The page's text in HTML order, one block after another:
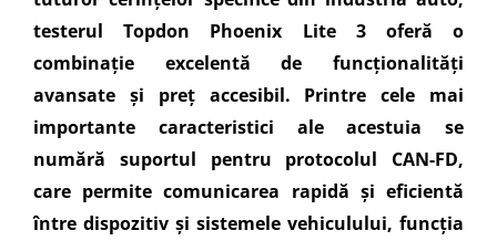
testerul Topdon Phoenix Lite 3 oferă o
combinație excelentă de funcționalități
avansate și preț accesibil. Printre cele mai
importante caracteristici ale acestuia se
numără suportul pentru protocolul CAN-FD,
care permite comunicarea rapidă și eficientă
între dispozitiv și sistemele vehiculului, funcția